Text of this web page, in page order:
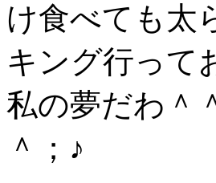
け食べても太
キング行って
私の夢だわ＾
＾；♪